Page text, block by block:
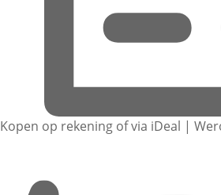
Kopen op rekening of via iDeal |